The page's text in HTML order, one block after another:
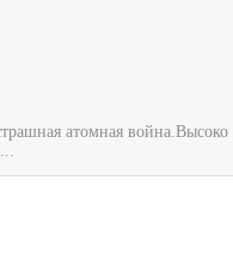
атомная война.Высоко